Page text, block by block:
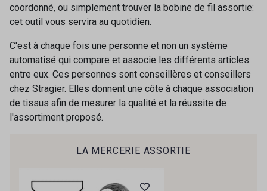
401 - 401 Blanc
405 - 405 Porcelaine
23 - 23 Natural
20-STR - Ivoire Stragier
coordonné, ou simplement trouver la bobine de fil assortie:
cet outil vous servira au quotidien.
C'est à chaque fois une personne et non un système
automatisé qui compare et associe les différents articles
entre eux. Ces personnes sont conseillères et conseillers
chez Stragier. Elles donnent une côte à chaque association
de tissus afin de mesurer la qualité et la réussite de
l'assortiment proposé.
LA MERCERIE ASSORTIE
Cadeau : 10% offerts sur votre
commande !